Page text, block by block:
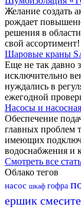
Желание создать
рождает
решения в
свой
Шаровые краны
Еще не так давно
исключительно
нуждались в
ежегодной
Насосы и
Обеспечение
главных проблем
имеющих
водоснабжения и
Смотреть все
Облако тегов
насос шкаф гофра
ершик